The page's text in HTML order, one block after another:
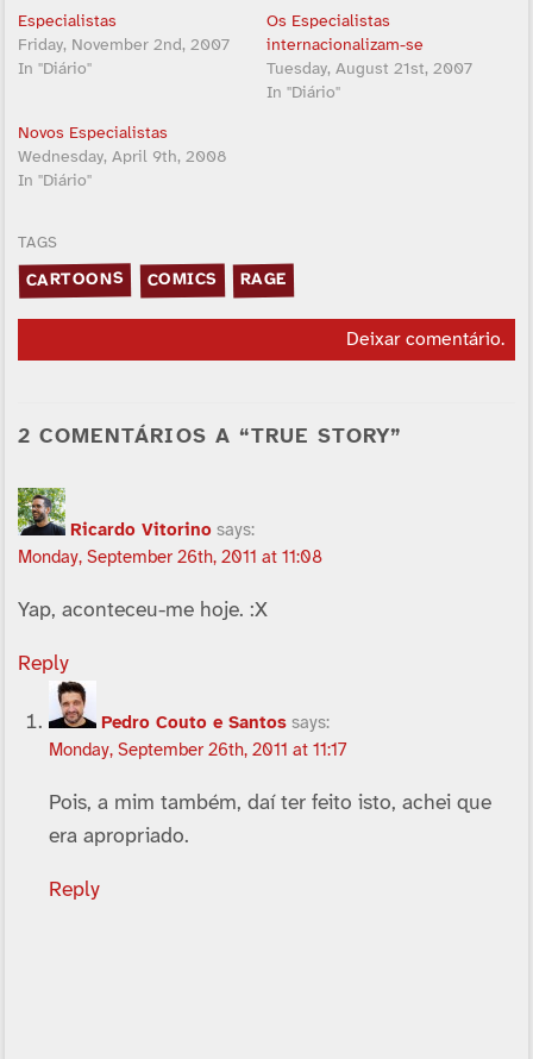
Especialistas
Friday, November 2nd, 2007
In "Diário"
Os Especialistas
internacionalizam-se
Tuesday, August 21st, 2007
In "Diário"
Novos Especialistas
Wednesday, April 9th, 2008
In "Diário"
TAGS
CARTOONS COMICS RAGE
Deixar comentário.
2 COMENTÁRIOS A “TRUE STORY”
Ricardo Vitorino says:
Monday, September 26th, 2011 at 11:08
Yap, aconteceu-me hoje. :X
Reply
Pedro Couto e Santos says:
Monday, September 26th, 2011 at 11:17
Pois, a mim também, daí­ ter feito isto, achei que
era apropriado.
Reply